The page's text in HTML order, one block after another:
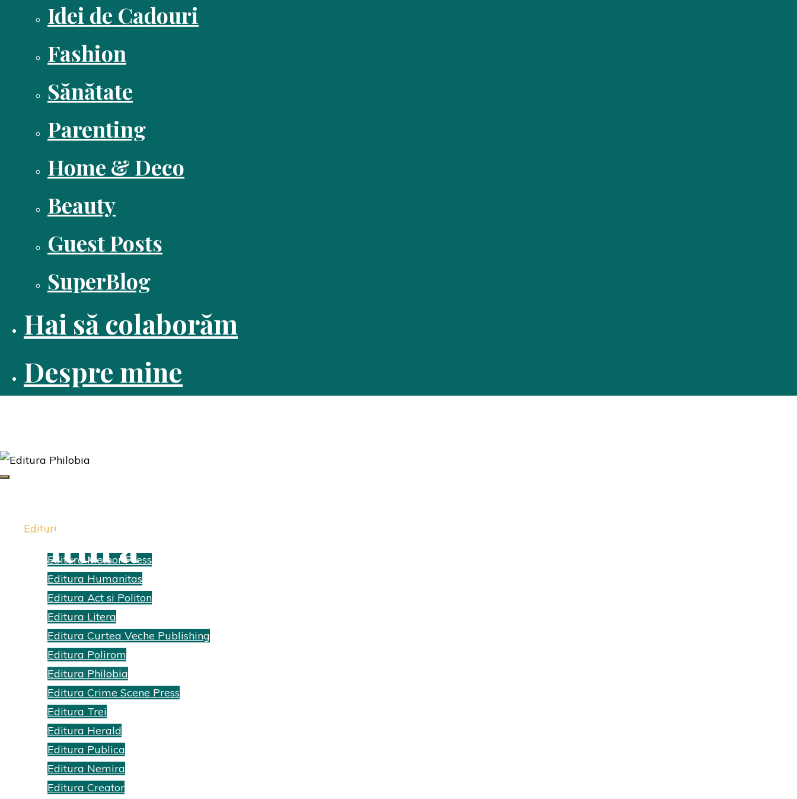
Idei de Cadouri
Fashion
Sănătate
Parenting
Home & Deco
Beauty
Guest Posts
SuperBlog
Hai să colaborăm
Despre mine
Edituri
Editura Meteor Press
Editura Humanitas
Editura Act si Politon
Editura Litera
Editura Curtea Veche Publishing
Editura Polirom
Editura Philobia
Editura Crime Scene Press
Editura Trei
Editura Herald
Editura Publica
Editura Nemira
Editura Creator
Editura Philobia
Posts tagged "Editura Philobia"